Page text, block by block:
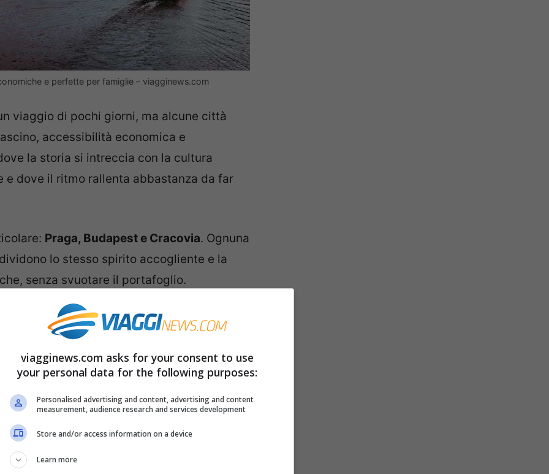
e perfette per famiglie – viagginews.com
viaggio di pochi giorni, ma alcune città
accessibilità economica e
la storia si intreccia con la cultura
e dove il ritmo rallenta abbastanza da far
Praga, Budapest e Cracovia. Ognuna
lo stesso spirito accogliente e la
senza svuotare il portafoglio.
il Ponte dei Morti
d’Europa, perfetta in autunno quando la
fiume Moldava si fanno più intensi. Le
da una fiaba, ideali per passeggiate
viagginews.com asks for your consent to use
your personal data for the following purposes:
Personalised advertising and content, advertising and content
measurement, audience research and services development
Store and/or access information on a device
Learn more